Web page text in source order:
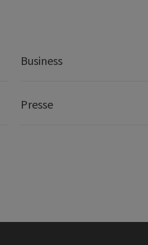
Business
Presse